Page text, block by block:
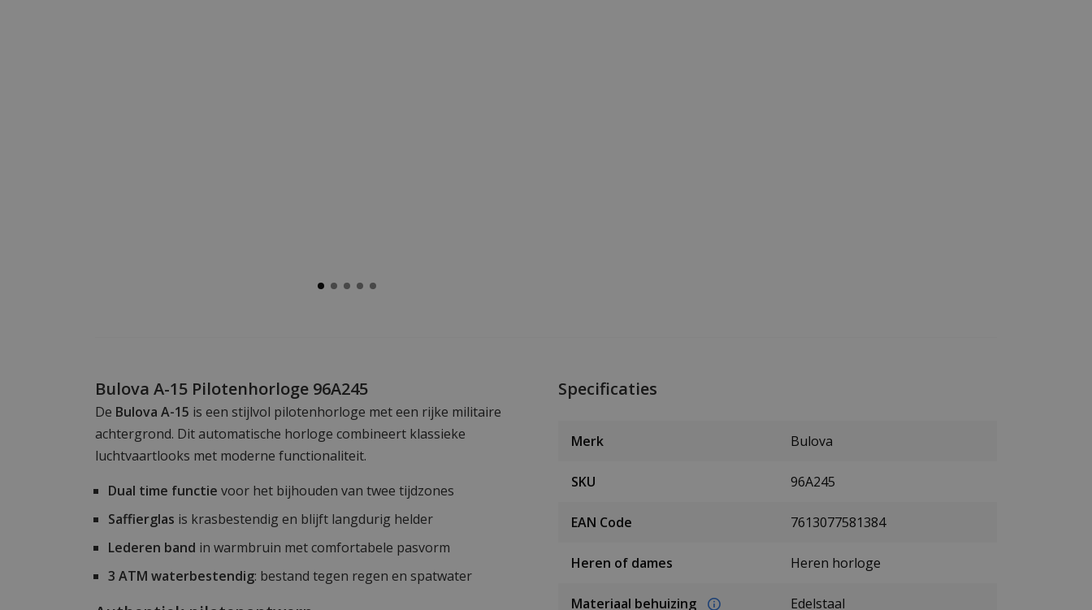
Bulova A-15 Pilotenhorloge 96A245
De Bulova A-15 is een stijlvol pilotenhorloge met een rijke militaire
achtergrond. Dit automatische horloge combineert klassieke
luchtvaartlooks met moderne functionaliteit.
Dual time functie voor het bijhouden van twee tijdzones
Saffierglas is krasbestendig en blijft langdurig helder
Lederen band in warmbruin met comfortabele pasvorm
3 ATM waterbestendig: bestand tegen regen en spatwater
Specificaties
Merk Bulova
SKU 96A245
EAN Code 7613077581384
Heren of dames Heren horloge
Materiaal behuizing Edelstaal